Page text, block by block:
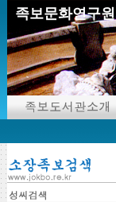
족보문화연구원